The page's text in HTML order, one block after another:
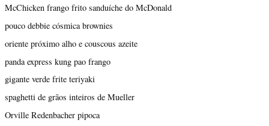
McChicken frango frito sanduíche do McDonald
pouco debbie cósmica brownies
oriente próximo alho e couscous azeite
panda express kung pao frango
gigante verde frite teriyaki
spaghetti de grãos inteiros de Mueller
Orville Redenbacher pipoca